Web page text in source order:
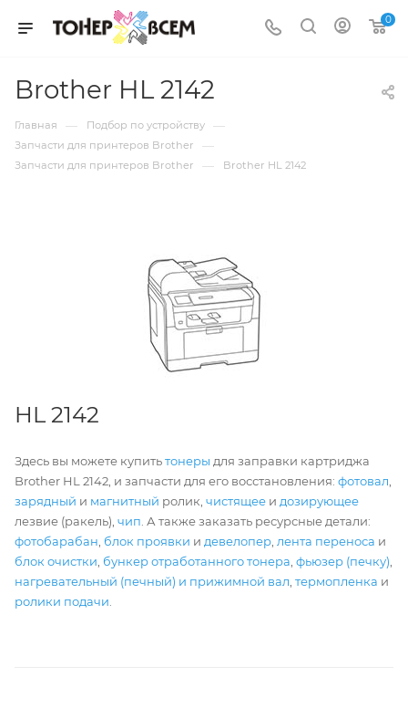
0
Brother HL 2142
Главная — Подбор по устройству —
Запчасти для принтеров Brother —
Запчасти для принтеров Brother — Brother HL 2142
HL 2142
Здесь вы можете купитьтонеры для заправки картриджа
Brother HL 2142, и запчасти для его восстановления: фотовал
зарядный и магнитный ролик, чистящее и дозирующее
лезвие (ракель), чип . А также заказать ресурсные детали:
фотобарабан блок проявки и девелопер лента переноса и
блок очистки бункер отработанного тонера фьюзер (печку)
нагревательный (печный) и прижимной вал термопленка и
ролики подачи